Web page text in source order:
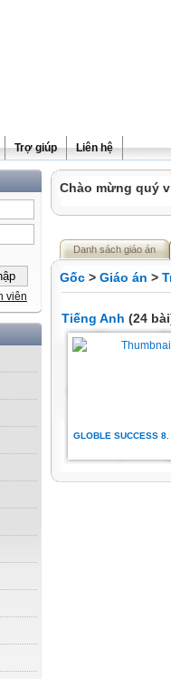
Trợ giúp Liên hệ
viên
Chào mừng quý
Danh sách giáo án
Gốc > Giáo án >
Tiếng Anh (24
GLOBLE SUCCESS